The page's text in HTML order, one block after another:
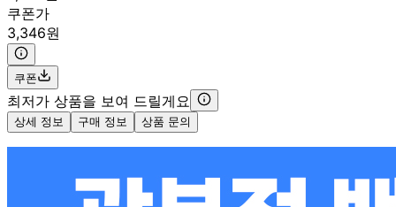
쿠폰가
3,346원
쿠폰
최저가 상품을 보여 드릴게요
상세 정보 구매 정보 상품 문의